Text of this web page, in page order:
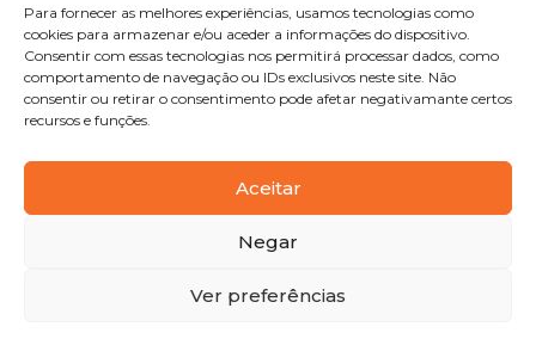
Para fornecer as melhores experiências, usamos tecnologias como
cookies para armazenar e/ou aceder a informações do dispositivo.
Consentir com essas tecnologias nos permitirá processar dados, como
comportamento de navegação ou IDs exclusivos neste site. Não
consentir ou retirar o consentimento pode afetar negativamante certos
recursos e funções.
Aceitar
Negar
Ver preferências
Copyright © 2025 Sabores Santa Clara
. Todos os direitos
reservadosPolítica de Privacidade |Termos e condições
Designed byShift Your Branding Agency